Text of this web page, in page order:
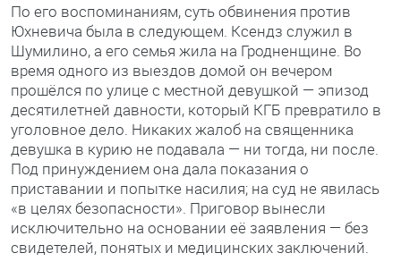
По его воспоминаниям, суть обвинения против
Юхневича была в следующем. Ксендз служил в
Шумилино, а его семья жила на Гродненщине. Во
время одного из выездов домой он вечером
прошёлся по улице с местной девушкой — эпизод
десятилетней давности, который КГБ превратило в
уголовное дело. Никаких жалоб на священника
девушка в курию не подавала — ни тогда, ни после.
Под принуждением она дала показания о
приставании и попытке насилия; на суд не явилась
«в целях безопасности». Приговор вынесли
исключительно на основании её заявления — без
свидетелей, понятых и медицинских заключений.